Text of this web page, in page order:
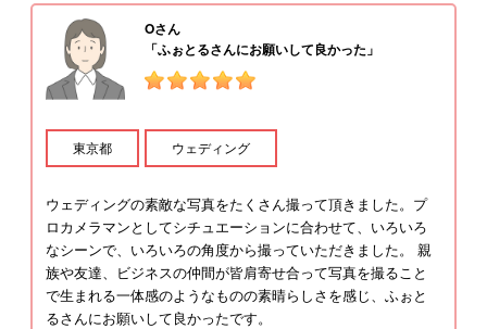
石井
もち子｡
ＮＯＤＯＫA
Oさん
「ふぉとるさんにお願いして良かった」
東京都 ウェディング
ウェディングの素敵な写真をたくさん撮って頂きました。プ
ロカメラマンとしてシチュエーションに合わせて、いろいろ
なシーンで、いろいろの角度から撮っていただきました。 親
族や友達、ビジネスの仲間が皆肩寄せ合って写真を撮ること
で生まれる一体感のようなものの素晴らしさを感じ、ふぉと
るさんにお願いして良かったです。